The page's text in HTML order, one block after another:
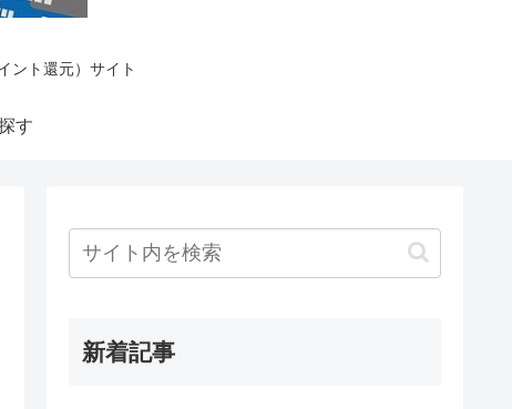
ント還元）サイト
す
新着記事